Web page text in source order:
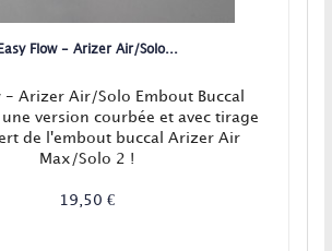
Easy Flow - Arizer Air/Solo...
- Arizer Air/Solo Embout Buccal
version courbée et avec tirage
de l'embout buccal Arizer Air
Max/Solo 2 !
19,50 €